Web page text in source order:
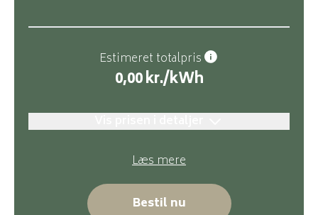
Estimeret totalpris
0,00kr./kWh
Læs mere
Bestil nu